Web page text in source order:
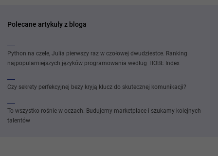
Polecane artykuły z bloga
Python na czele, Julia pierwszy raz w czołowej dwudziestce. Ranking
najpopularniejszych języków programowania według TIOBE Index
Czy sekrety perfekcyjnej bezy kryją klucz do skutecznej komunikacji?
To wszystko rośnie w oczach. Budujemy marketplace i szukamy kolejnych
talentów